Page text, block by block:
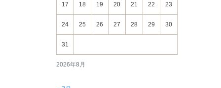
2026年8月
17 18 19 20 21 22 23
24 25 26 27 28 29 30
31